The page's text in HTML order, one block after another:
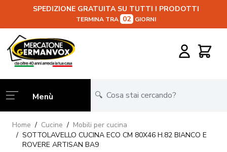
SPEDIZIONE GRATUITA SU TUTTI I PRODOTTI
TERMINA TRA 02 GIORNI
Salta al contenuto
Carrello
Menù
Home / Cucine / Mobili per cucina
/ SOTTOLAVELLO CUCINA ECO CM 80X46 H.82 BIANCO E
ROVERE ARTISAN BA9